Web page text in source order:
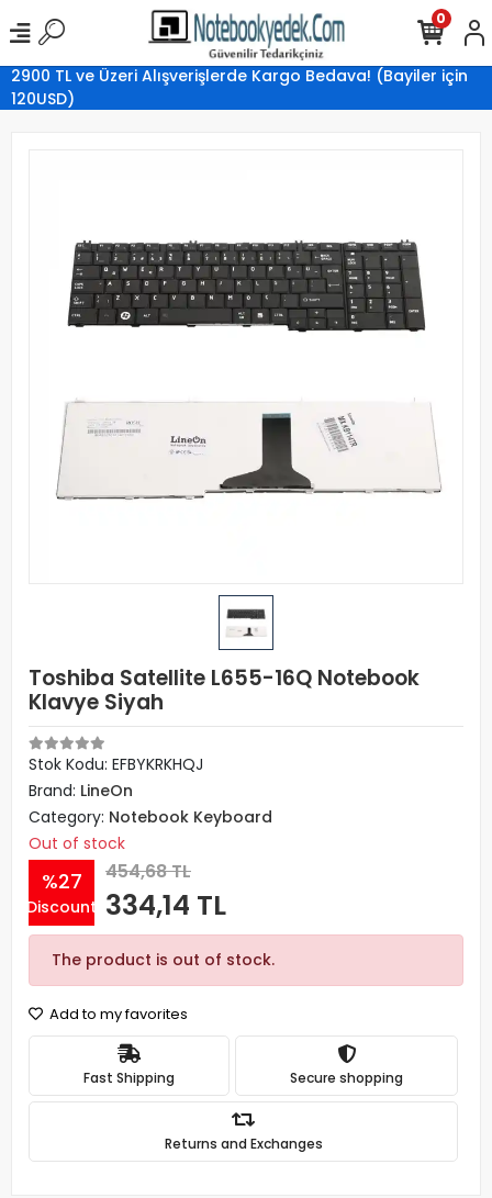
2900 TL ve Üzeri Alışverişlerde Kargo Bedava! (Bayiler için
120USD)
0
Toshiba Satellite L655-16Q Notebook
Klavye Siyah
Stok Kodu: EFBYKRKHQJ
Brand: LineOn
Category: Notebook Keyboard
Out of stock
%27
Discount
454,68 TL
334,14 TL
The product is out of stock.
Add to my favorites
Fast Shipping Secure shopping
Returns and Exchanges